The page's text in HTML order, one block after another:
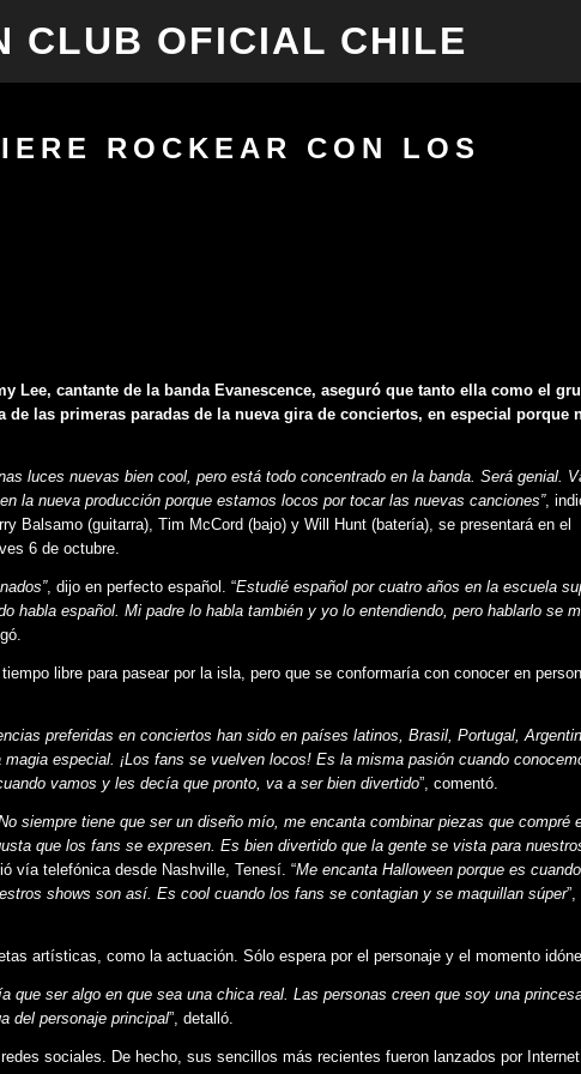
IR AL CONTENIDO PRINCIPAL
CLUB OFICIAL CHILE
ROCKEAR CON LOS
Lee, cantante de la banda Evanescence, aseguró que tanto ella como el
de las primeras paradas de la nueva gira de conciertos, en especial porque
luces nuevas bien cool, pero está todo concentrado en la banda. Será genial.
la nueva producción porque estamos locos por tocar las nuevas canciones”,
Balsamo (guitarra), Tim McCord (bajo) y Will Hunt (batería), se presentará en el
6 de octubre.
, dijo en perfecto español. “Estudié español por cuatro años en la escuela
habla español. Mi padre lo habla también y yo lo entendiendo, pero hablarlo se
libre para pasear por la isla, pero que se conformaría con conocer en
preferidas en conciertos han sido en países latinos, Brasil, Portugal,
especial. ¡Los fans se vuelven locos! Es la misma pasión cuando
vamos y les decía que pronto, va a ser bien divertido”, comentó.
siempre tiene que ser un diseño mío, me encanta combinar piezas que compré
que los fans se expresen. Es bien divertido que la gente se vista para
vía telefónica desde Nashville, Tenesí. “Me encanta Halloween porque es
shows son así. Es cool cuando los fans se contagian y se maquillan súper”,
artísticas, como la actuación. Sólo espera por el personaje y el momento
que ser algo en que sea una chica real. Las personas creen que soy una
del personaje principal”, detalló.
sociales. De hecho, sus sencillos más recientes fueron lanzados por